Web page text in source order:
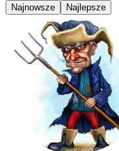
Najnowsze Najlepsze